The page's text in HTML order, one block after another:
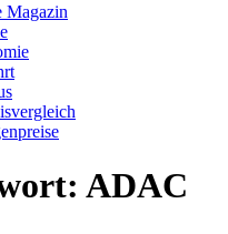
Magazin
ADAC